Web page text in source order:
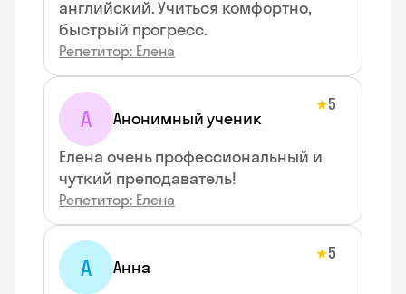
английский. Учиться комфортно,
быстрый прогресс.
Репетитор: Елена
А Анонимный ученик
★5
Елена очень профессиональный и
чуткий преподаватель!
Репетитор: Елена
А Анна
★5